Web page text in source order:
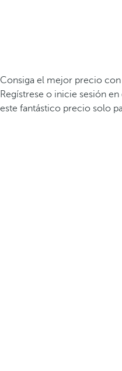
Consiga el mejor precio
Regístrese o inicie sesión
este fantástico precio solo